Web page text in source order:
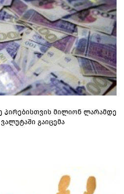
პირებისთვის მილიონ ლარამდე
გაიცემა